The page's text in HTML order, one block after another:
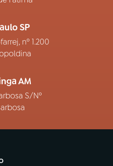
SP
nº 1.200
AM
S/Nº